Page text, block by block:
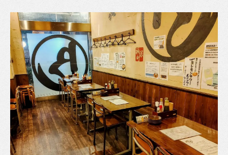
新鮮なもつ鍋を神保町で見極めるコツ
神保町駅周辺のもつ鍋と肉もつ屋の選び方
やきとんとセットで楽しむ神保町もつ鍋体
験
神保町の鍋料理で味わう新鮮もつの魅力
神保町駅近くで外せないもつ鍋の楽しみ方
神保町で人気のもつ鍋を徹底ガイド
近江牛の旨みが光るもつ鍋体験の魅力
近江牛もつ鍋の魅力を神保町で堪能する方